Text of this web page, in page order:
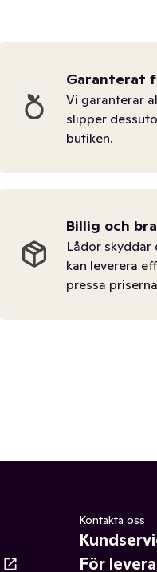
Garanterat
Vi garanterar
slipper
butiken.
Billig och
Lådor skyddar
kan leverera
pressa
Kontakta oss
För